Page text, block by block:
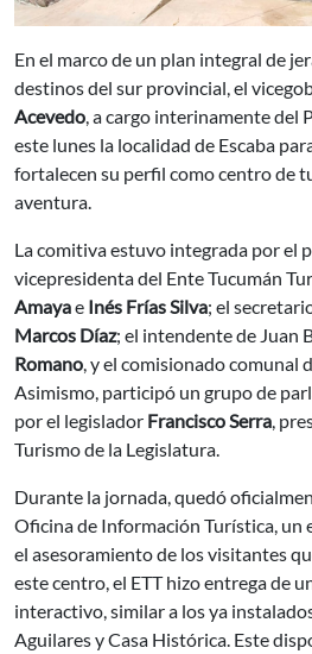
En el marco de un plan integral de
destinos del sur provincial, el
Acevedo , a cargo interinamente del
este lunes la localidad de Escaba
fortalecen su perfil como centro de
aventura.
La comitiva estuvo integrada por el
vicepresidenta del Ente Tucumán
Amayae Inés Frías Silva; el
Marcos Díaz; el intendente de Juan
Romano , y el comisionado comunal
Asimismo, participó un grupo de
por el legislador Francisco Serra ,
Turismo de la Legislatura.
Durante la jornada, quedó
Oficina de Información Turística, un
el asesoramiento de los visitantes
este centro, el ETT hizo entrega de
interactivo, similar a los ya
Aguilares y Casa Histórica. Este